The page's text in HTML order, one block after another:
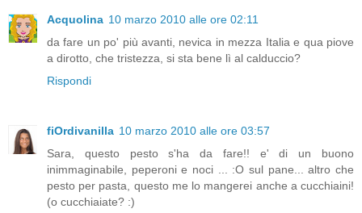
Acquolina 10 marzo 2010 alle ore 02:11
da fare un po' più avanti, nevica in mezza Italia e qua piove
a dirotto, che tristezza, si sta bene lì al calduccio?
Rispondi
fiOrdivanilla 10 marzo 2010 alle ore 03:57
Sara, questo pesto s'ha da fare!! e' di un buono
inimmaginabile, peperoni e noci ... :O sul pane... altro che
pesto per pasta, questo me lo mangerei anche a cucchiaini!
(o cucchiaiate? :)